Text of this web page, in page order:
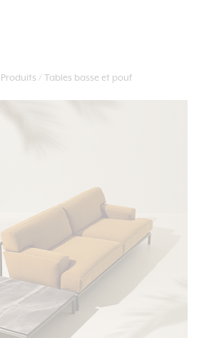
Produits Tables basse et pouf